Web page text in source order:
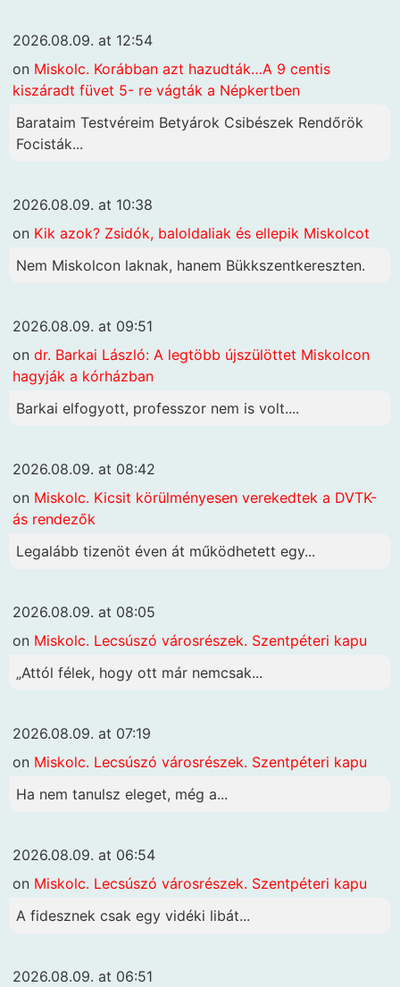
2026.08.09. at 12:54
on Miskolc. Korábban azt hazudták…A 9 centis
kiszáradt füvet 5- re vágták a Népkertben
Barataim Testvéreim Betyárok Csibészek Rendőrök
Focisták...
2026.08.09. at 10:38
on Kik azok? Zsidók, baloldaliak és ellepik Miskolcot
Nem Miskolcon laknak, hanem Bükkszentkereszten.
2026.08.09. at 09:51
on dr. Barkai László: A legtöbb újszülöttet Miskolcon
hagyják a kórházban
Barkai elfogyott, professzor nem is volt....
2026.08.09. at 08:42
on Miskolc. Kicsit körülményesen verekedtek a DVTK-
ás rendezők
Legalább tizenöt éven át működhetett egy...
2026.08.09. at 08:05
on Miskolc. Lecsúszó városrészek. Szentpéteri kapu
„Attól félek, hogy ott már nemcsak...
2026.08.09. at 07:19
on Miskolc. Lecsúszó városrészek. Szentpéteri kapu
Ha nem tanulsz eleget, még a...
2026.08.09. at 06:54
on Miskolc. Lecsúszó városrészek. Szentpéteri kapu
A fidesznek csak egy vidéki libát...
2026.08.09. at 06:51